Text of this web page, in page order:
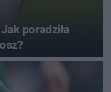
poradziła